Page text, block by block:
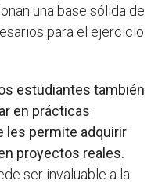
una base sólida de
para el ejercicio
estudiantes también
en prácticas
les permite adquirir
proyectos reales.
ser invaluable a la